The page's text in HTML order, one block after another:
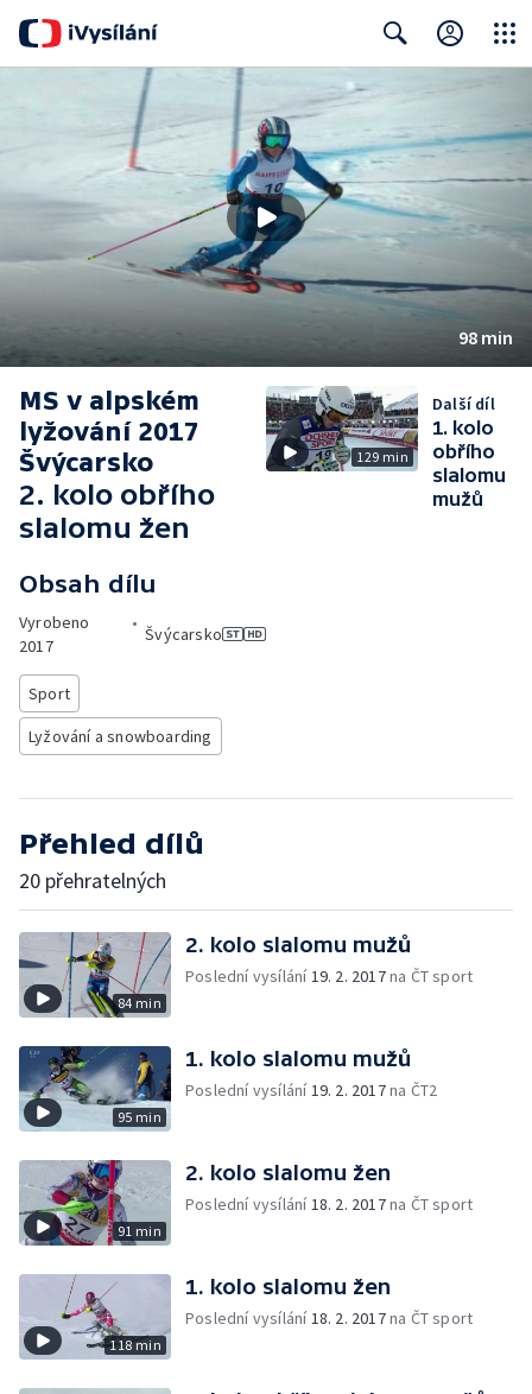
98 min
MS v alpském
lyžování 2017
Švýcarsko
2. kolo obřího
slalomu žen
Obsah dílu
Vyrobeno
2017
•
Švýcarsko
Sport
Lyžování a snowboarding
129 min
Další díl
1. kolo
obřího
slalomu
mužů
Přehled dílů
20 přehratelných
84 min
2. kolo slalomu mužů
Poslední vysílání19. 2. 2017na ČT sport
95 min
1. kolo slalomu mužů
Poslední vysílání19. 2. 2017na ČT2
91 min
2. kolo slalomu žen
Poslední vysílání18. 2. 2017na ČT sport
118 min
1. kolo slalomu žen
Poslední vysílání18. 2. 2017na ČT sport